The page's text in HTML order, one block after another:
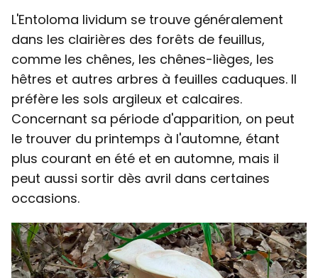
L'Entoloma lividum se trouve généralement
dans les clairières des forêts de feuillus,
comme les chênes, les chênes-lièges, les
hêtres et autres arbres à feuilles caduques. Il
préfère les sols argileux et calcaires.
Concernant sa période d'apparition, on peut
le trouver du printemps à l'automne, étant
plus courant en été et en automne, mais il
peut aussi sortir dès avril dans certaines
occasions.